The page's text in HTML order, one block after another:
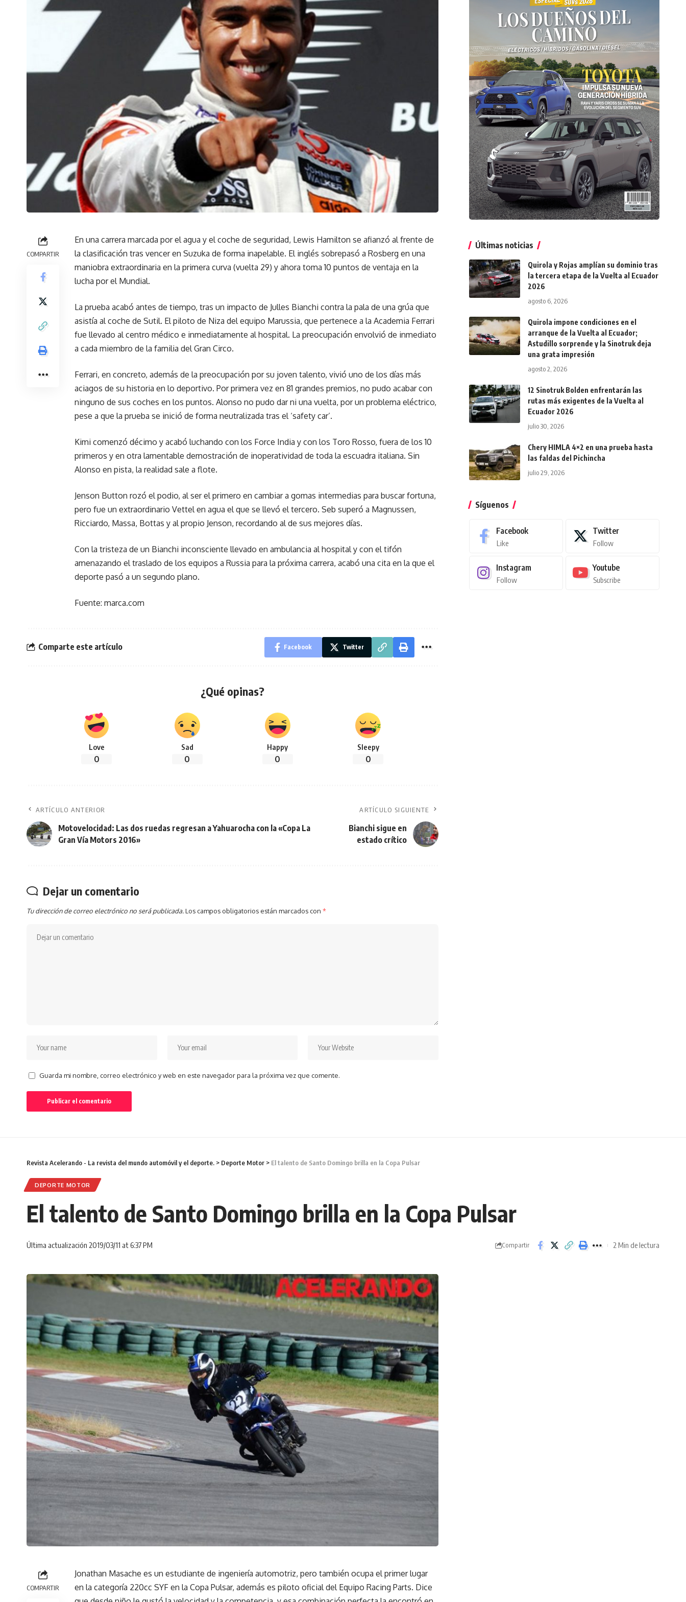
COMPARTIR
En una carrera marcada por el agua y el coche de seguridad, Lewis Hamilton se afianzó al frente de
la clasificación tras vencer en Suzuka de forma inapelable. El inglés sobrepasó a Rosberg en una
maniobra extraordinaria en la primera curva (vuelta 29) y ahora toma 10 puntos de ventaja en la
lucha por el Mundial.
La prueba acabó antes de tiempo, tras un impacto de Julles Bianchi contra la pala de una grúa que
asistía al coche de Sutil. El piloto de Niza del equipo Marussia, que pertenece a la Academia Ferrari
fue llevado al centro médico e inmediatamente al hospital. La preocupación envolvió de inmediato
a cada miembro de la familia del Gran Circo.
Ferrari, en concreto, además de la preocupación por su joven talento, vivió uno de los días más
aciagos de su historia en lo deportivo. Por primera vez en 81 grandes premios, no pudo acabar con
ninguno de sus coches en los puntos. Alonso no pudo dar ni una vuelta, por un problema eléctrico,
pese a que la prueba se inició de forma neutralizada tras el ‘safety car’.
Kimi comenzó décimo y acabó luchando con los Force India y con los Toro Rosso, fuera de los 10
primeros y en otra lamentable demostración de inoperatividad de toda la escuadra italiana. Sin
Alonso en pista, la realidad sale a flote.
Jenson Button rozó el podio, al ser el primero en cambiar a gomas intermedias para buscar fortuna,
pero fue un extraordinario Vettel en agua el que se llevó el tercero. Seb superó a Magnussen,
Ricciardo, Massa, Bottas y al propio Jenson, recordando al de sus mejores días.
Con la tristeza de un Bianchi inconsciente llevado en ambulancia al hospital y con el tifón
amenazando el traslado de los equipos a Russia para la próxima carrera, acabó una cita en la que el
deporte pasó a un segundo plano.
Fuente: marca.com
Comparte este artículo Facebook Twitter
¿Qué opinas?
Love
0
Sad
0
Happy
0
Sleepy
0
ARTÍCULO ANTERIOR
Motovelocidad: Las dos ruedas regresan a Yahuarocha con la «Copa La
Gran Vía Motors 2016»
ARTÍCULO SIGUIENTE
Bianchi sigue en
estado crítico
Dejar un comentario
Tu dirección de correo electrónico no será publicada.Los campos obligatorios están marcados con *
Guarda mi nombre, correo electrónico y web en este navegador para la próxima vez que comente.
Últimas noticias
Quirola y Rojas amplían su dominio tras
la tercera etapa de la Vuelta al Ecuador
2026
agosto 6, 2026
Quirola impone condiciones en el
arranque de la Vuelta al Ecuador;
Astudillo sorprende y la Sinotruk deja
una grata impresión
agosto 2, 2026
12 Sinotruk Bolden enfrentarán las
rutas más exigentes de la Vuelta al
Ecuador 2026
julio 30, 2026
Chery HIMLA 4×2 en una prueba hasta
las faldas del Pichincha
julio 29, 2026
Síguenos
Facebook
Like
Twitter
Follow
Instagram
Follow
Youtube
Subscribe
Revista Acelerando - La revista del mundo automóvil y el deporte. > Deporte Motor > El talento de Santo Domingo brilla en la Copa Pulsar
DEPORTE MOTOR
El talento de Santo Domingo brilla en la Copa Pulsar
Última actualización 2019/03/11 at 6:37 PM Compartir 2 Min de lectura
COMPARTIR
Jonathan Masache es un estudiante de ingeniería automotriz, pero también ocupa el primer lugar
en la categoría 220cc SYF en la Copa Pulsar, además es piloto oficial del Equipo Racing Parts. Dice